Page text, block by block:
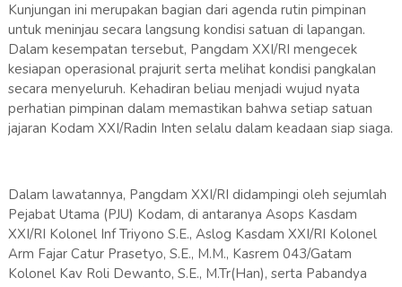
Kunjungan ini merupakan bagian dari agenda rutin pimpinan
untuk meninjau secara langsung kondisi satuan di lapangan.
Dalam kesempatan tersebut, Pangdam XXI/RI mengecek
kesiapan operasional prajurit serta melihat kondisi pangkalan
secara menyeluruh. Kehadiran beliau menjadi wujud nyata
perhatian pimpinan dalam memastikan bahwa setiap satuan
jajaran Kodam XXI/Radin Inten selalu dalam keadaan siap siaga.
Dalam lawatannya, Pangdam XXI/RI didampingi oleh sejumlah
Pejabat Utama (PJU) Kodam, di antaranya Asops Kasdam
XXI/RI Kolonel Inf Triyono S.E., Aslog Kasdam XXI/RI Kolonel
Arm Fajar Catur Prasetyo, S.E., M.M., Kasrem 043/Gatam
Kolonel Kav Roli Dewanto, S.E., M.Tr(Han), serta Pabandya